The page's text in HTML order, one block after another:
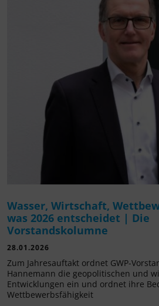
Wasser, Wirtschaft,
was 2026 entscheidet | Die
Vorstandskolumne
28.01.2026
Zum Jahresauftakt ordnet GWP-
Hannemann die geopolitischen und
Entwicklungen ein und ordnet ihre
Wettbewerbsfähigkeit